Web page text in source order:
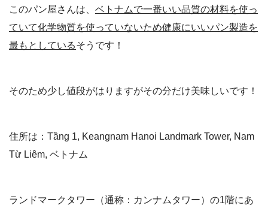
このパン屋さんは、 ベトナムで一番いい品質の材料を使っ
ていて化学物質を使っていないため健康にいいパン製造を
最もとしているそうです！
そのため少し値段がはりますがその分だけ美味しいです！
住所は：Tầng 1, Keangnam Hanoi Landmark Tower, Nam
Từ Liêm, ベトナム
ランドマークタワー（通称：カンナムタワー）の1階にあ